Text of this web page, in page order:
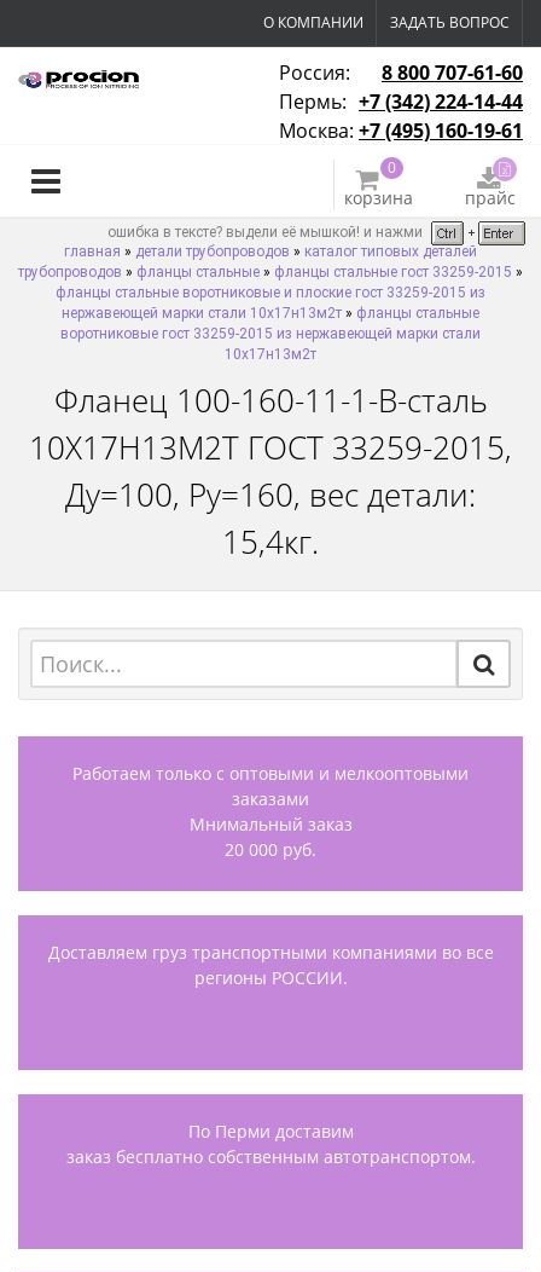
О КОМПАНИИ ЗАДАТЬ ВОПРОС
Россия:
8 800 707-61-60
Пермь: +7 (342) 224-14-44
Москва: +7 (495) 160-19-61
0
корзина прайс
ошибка в тексте? выдели её мышкой! и нажми
главная » детали трубопроводов » каталог типовых деталей
трубопроводов » фланцы стальные » фланцы стальные гост 33259-2015 »
фланцы стальные воротниковые и плоские гост 33259-2015 из
нержавеющей марки стали 10х17н13м2т » фланцы стальные
воротниковые гост 33259-2015 из нержавеющей марки стали
10х17н13м2т
Фланец 100-160-11-1-B-сталь
10Х17Н13М2Т ГОСТ 33259-2015,
Ду=100, Ру=160, вес детали:
15,4кг.
Работаем только с оптовыми и мелкооптовыми
заказами
Мнимальный заказ
20 000 руб.
Доставляем груз транспортными компаниями во все
регионы РОССИИ.
По Перми доставим
заказ бесплатно собственным автотранспортом.